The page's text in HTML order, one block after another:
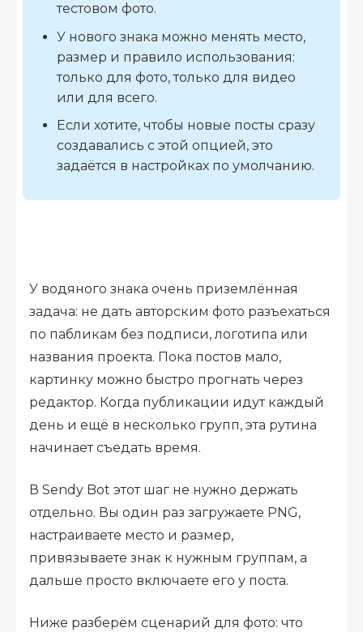
тестовом фото.
У нового знака можно менять место,
размер и правило использования:
только для фото, только для видео
или для всего.
Если хотите, чтобы новые посты сразу
создавались с этой опцией, это
задаётся в настройках по умолчанию.
У водяного знака очень приземлённая
задача: не дать авторским фото разъехаться
по пабликам без подписи, логотипа или
названия проекта. Пока постов мало,
картинку можно быстро прогнать через
редактор. Когда публикации идут каждый
день и ещё в несколько групп, эта рутина
начинает съедать время.
В Sendy Bot этот шаг не нужно держать
отдельно. Вы один раз загружаете PNG,
настраиваете место и размер,
привязываете знак к нужным группам, а
дальше просто включаете его у поста.
Ниже разберём сценарий для фото: что